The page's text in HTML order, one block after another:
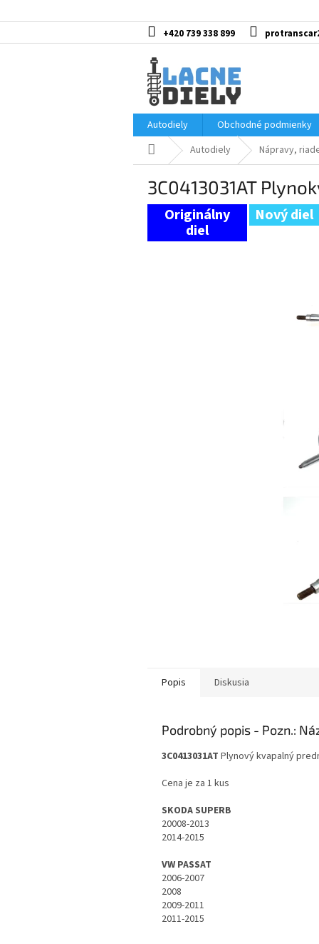
na
+420 739 338 899
Autodiely
Obchodné podmienky
DomovAutodiely Nápravy,
3C0413031AT
Nový diel
Popis Diskusia
Podrobný popis
3C0413031AT Plynový kvapalný
Cena je za 1 kus
SKODA SUPERB
20008-2013
2014-2015
VW PASSAT
2006-2007
2008
2009-2011
2011-2015